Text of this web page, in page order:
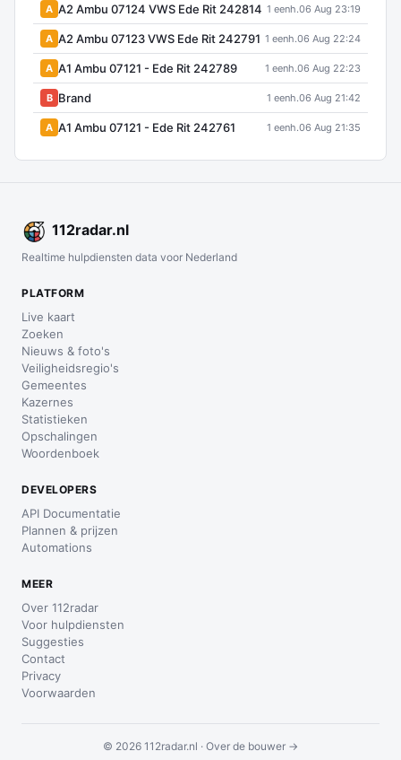
A A2 Ambu 07124 VWS Ede Rit 242814 1 eenh.06 Aug 23:19
A A2 Ambu 07123 VWS Ede Rit 242791 1 eenh.06 Aug 22:24
A A1 Ambu 07121 - Ede Rit 242789 1 eenh.06 Aug 22:23
B Brand 1 eenh.06 Aug 21:42
A A1 Ambu 07121 - Ede Rit 242761 1 eenh.06 Aug 21:35
112radar.nl
Realtime hulpdiensten data voor Nederland
PLATFORM
Live kaart
Zoeken
Nieuws & foto's
Veiligheidsregio's
Gemeentes
Kazernes
Statistieken
Opschalingen
Woordenboek
DEVELOPERS
API Documentatie
Plannen & prijzen
Automations
MEER
Over 112radar
Voor hulpdiensten
Suggesties
Contact
Privacy
Voorwaarden
© 2026 112radar.nl · Over de bouwer →